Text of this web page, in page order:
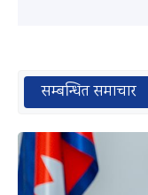
सम्बन्धित समाचार